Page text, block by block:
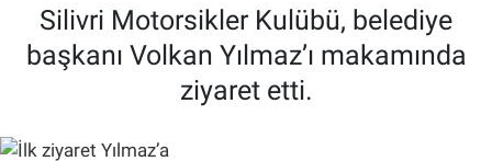
Silivri Motorsikler Kulübü, belediye
başkanı Volkan Yılmaz’ı makamında
ziyaret etti.
Tüm Manşetler